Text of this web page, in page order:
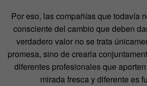
Por eso, las compañías que todavía
consciente del cambio que deben
verdadero valor no se trata
promesa, sino de crearla
diferentes profesionales que
mirada fresca y diferente es